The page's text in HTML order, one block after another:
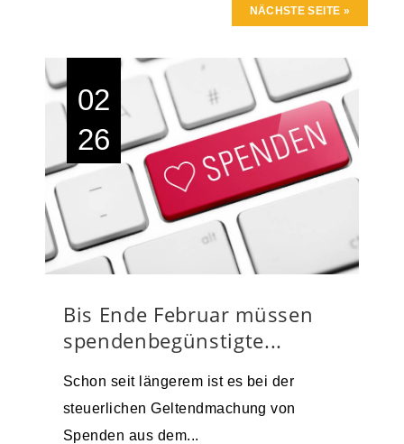
NÄCHSTE SEITE »
02
26
Bis Ende Februar müssen
spendenbegünstigte...
Schon seit längerem ist es bei der
steuerlichen Geltendmachung von
Spenden aus dem...